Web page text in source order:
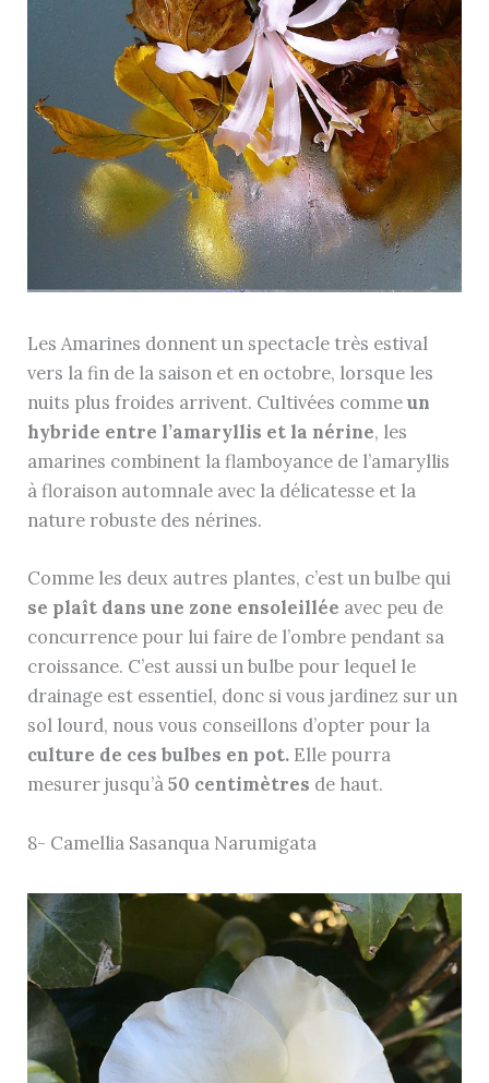
Les Amarines donnent un spectacle très estival
vers la fin de la saison et en octobre, lorsque les
nuits plus froides arrivent. Cultivées commeun
hybride entre l’amaryllis et la nérine, les
amarines combinent la flamboyance de l’amaryllis
à floraison automnale avec la délicatesse et la
nature robuste des nérines.
Comme les deux autres plantes, c’est un bulbe qui
se plaît dans une zone ensoleillée avec peu de
concurrence pour lui faire de l’ombre pendant sa
croissance. C’est aussi un bulbe pour lequel le
drainage est essentiel, donc si vous jardinez sur un
sol lourd, nous vous conseillons d’opter pour la
culture de ces bulbes en pot. Elle pourra
mesurer jusqu’à50 centimètres de haut.
8- Camellia Sasanqua Narumigata